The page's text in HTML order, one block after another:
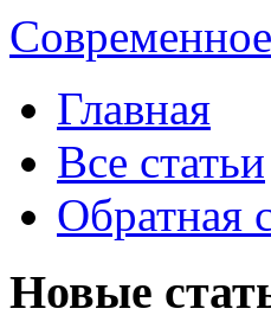
Главная
Все статьи
Обратная
Новые